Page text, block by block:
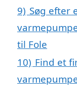
9) Søg efter
til Fole
10) Find et